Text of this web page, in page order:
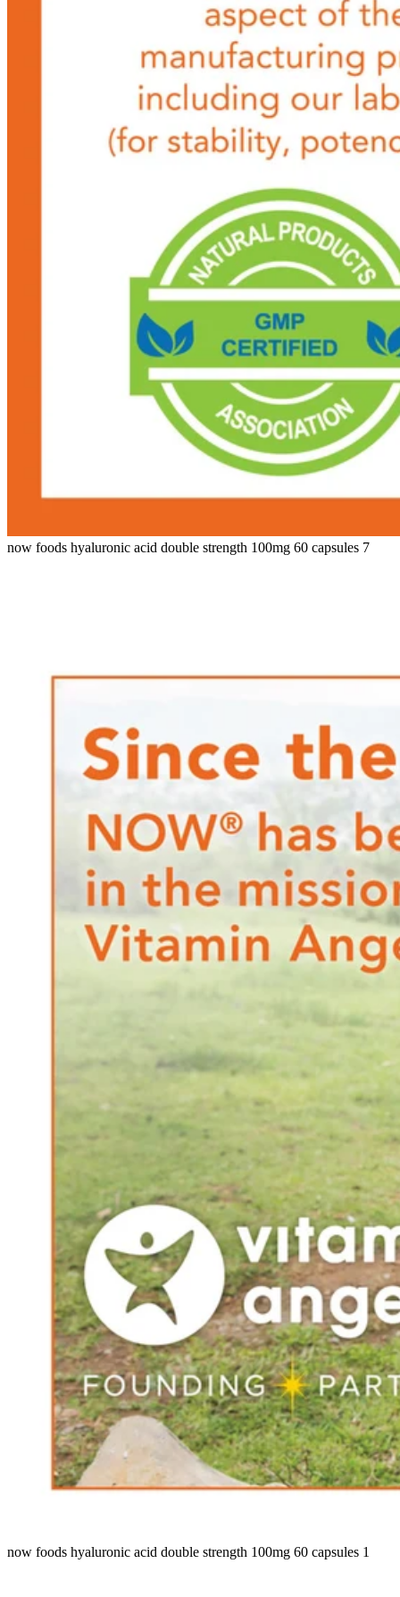
now foods hyaluronic acid double strength 100mg 60 capsules 7
now foods hyaluronic acid double strength 100mg 60 capsules 1